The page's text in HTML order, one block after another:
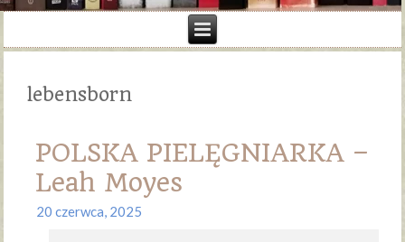
lebensborn
POLSKA PIELĘGNIARKA –
Leah Moyes
20 czerwca, 2025